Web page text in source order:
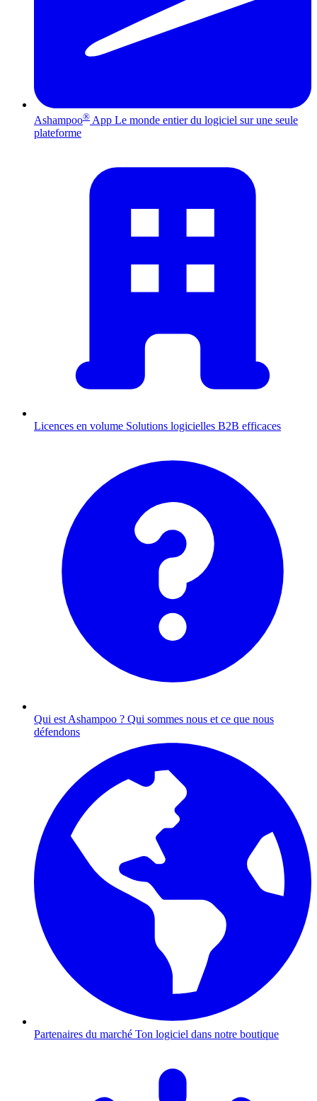
Ashampoo® App Le monde entier du logiciel sur une seule
plateforme
Licences en volume Solutions logicielles B2B efficaces
Qui est Ashampoo ? Qui sommes nous et ce que nous
défendons
Partenaires du marché Ton logiciel dans notre boutique